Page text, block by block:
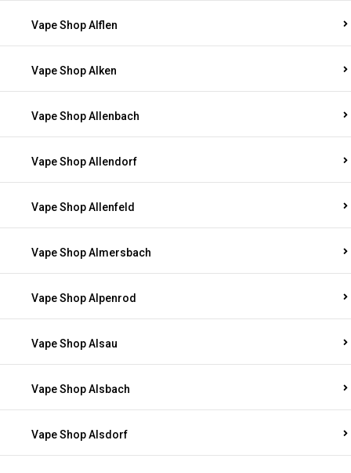
Vape Shop Alflen
Vape Shop Alken
Vape Shop Allenbach
Vape Shop Allendorf
Vape Shop Allenfeld
Vape Shop Almersbach
Vape Shop Alpenrod
Vape Shop Alsau
Vape Shop Alsbach
Vape Shop Alsdorf